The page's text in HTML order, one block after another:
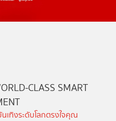
CLASS SMART
เทิงระดับโลกตรงใจคุณ